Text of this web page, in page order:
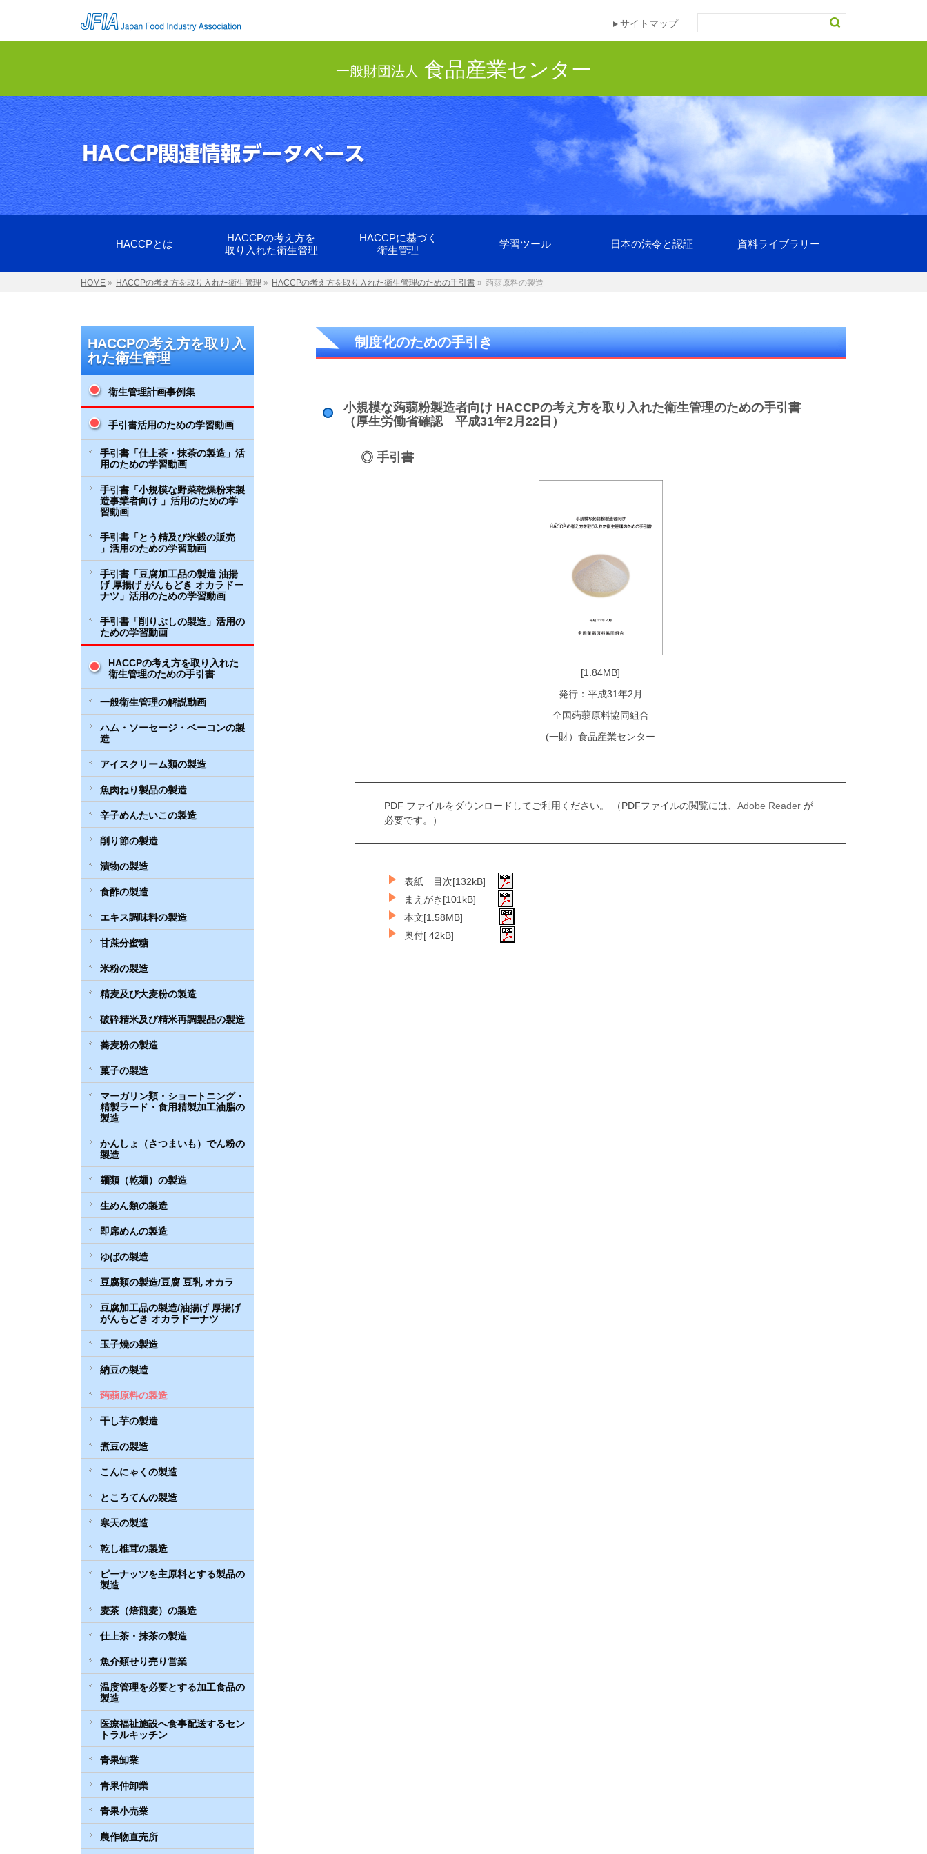
サイトマップ
一般財団法人 食品産業センター
HACCPとは
HACCPの考え方を
取り入れた衛生管理
HACCPに基づく
衛生管理
学習ツール 日本の法令と認証 資料ライブラリー
HOME » HACCPの考え方を取り入れた衛生管理 » HACCPの考え方を取り入れた衛生管理のための手引書 » 蒟蒻原料の製造
制度化のための手引き
小規模な蒟蒻粉製造者向け HACCPの考え方を取り入れた衛生管理のための手引書
（厚生労働省確認 平成31年2月22日）
手引書
[1.84MB]
発行：平成31年2月
全国蒟蒻原料協同組合
(一財）食品産業センター
PDF ファイルをダウンロードしてご利用ください。 （PDFファイルの閲覧には、 Adobe Reader が
必要です。）
表紙 目次[132kB]
まえがき[101kB]
本文[1.58MB]
奥付[ 42kB]
HACCPの考え方を取り入
れた衛生管理
衛生管理計画事例集
手引書活用のための学習動画
手引書「仕上茶・抹茶の製造」活
用のための学習動画
手引書「小規模な野菜乾燥粉末製
造事業者向け 」活用のための学
習動画
手引書「とう精及び米穀の販売
」活用のための学習動画
手引書「豆腐加工品の製造 油揚
げ 厚揚げ がんもどき オカラドー
ナツ」活用のための学習動画
手引書「削りぶしの製造」活用の
ための学習動画
HACCPの考え方を取り入れた
衛生管理のための手引書
一般衛生管理の解説動画
ハム・ソーセージ・ベーコンの製
造
アイスクリーム類の製造
魚肉ねり製品の製造
辛子めんたいこの製造
削り節の製造
漬物の製造
食酢の製造
エキス調味料の製造
甘蔗分蜜糖
米粉の製造
精麦及び大麦粉の製造
破砕精米及び精米再調製品の製造
蕎麦粉の製造
菓子の製造
マーガリン類・ショートニング・
精製ラード・食用精製加工油脂の
製造
かんしょ（さつまいも）でん粉の
製造
麺類（乾麺）の製造
生めん類の製造
即席めんの製造
ゆばの製造
豆腐類の製造/豆腐 豆乳 オカラ
豆腐加工品の製造/油揚げ 厚揚げ
がんもどき オカラドーナツ
玉子焼の製造
納豆の製造
蒟蒻原料の製造
干し芋の製造
煮豆の製造
こんにゃくの製造
ところてんの製造
寒天の製造
乾し椎茸の製造
ピーナッツを主原料とする製品の
製造
麦茶（焙煎麦）の製造
仕上茶・抹茶の製造
魚介類せり売り営業
温度管理を必要とする加工食品の
製造
医療福祉施設へ食事配送するセン
トラルキッチン
青果卸業
青果仲卸業
青果小売業
農作物直売所